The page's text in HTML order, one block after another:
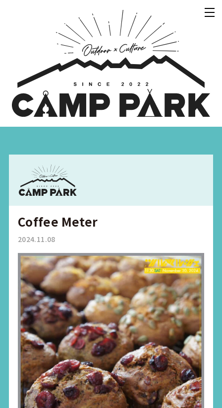
Coffee Meter
2024.11.08